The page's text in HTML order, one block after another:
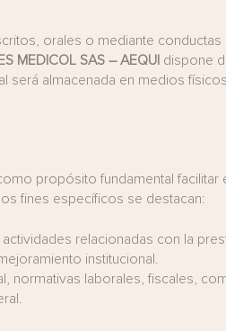
orales o mediante conductas
MEDICOL SAS – AEQUI dispone
será almacenada en medios
propósito fundamental facilitar
fines específicos se destacan:
relacionadas con la
institucional.
normativas laborales, fiscales,